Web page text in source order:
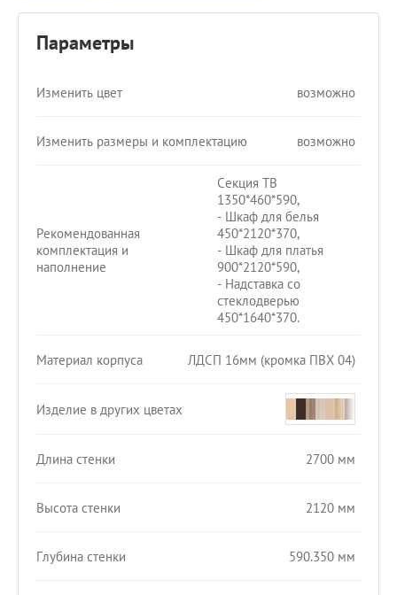
Параметры
Изменить цвет возможно
Изменить размеры и комплектацию возможно
Рекомендованная
комплектация и
наполнение
Секция ТВ
1350*460*590,
- Шкаф для белья
450*2120*370,
- Шкаф для платья
900*2120*590,
- Надставка со
стеклодверью
450*1640*370.
Материал корпуса ЛДСП 16мм (кромка ПВХ 04)
Изделие в других цветах
Длина стенки 2700 мм
Высота стенки 2120 мм
Глубина стенки 590.350 мм